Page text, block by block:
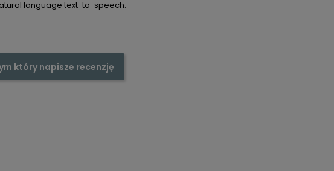
language text-to-speech.
który napisze recenzję